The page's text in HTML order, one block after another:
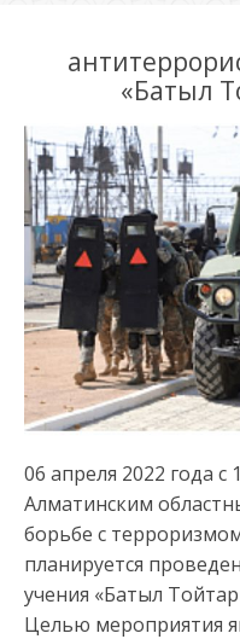
«Батыл
06 апреля 2022 года с
Алматинским
борьбе с
планируется
учения «Батыл
Целью мероприятия